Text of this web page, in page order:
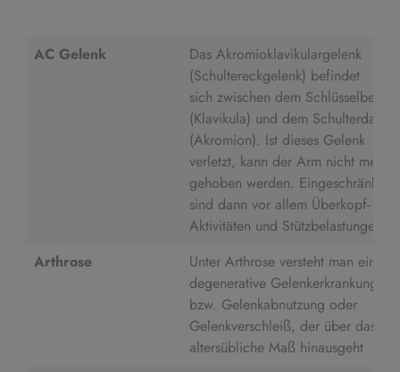
AC Gelenk
Das Akromioklavikulargelenk
(Schultereckgelenk) befindet
sich zwischen dem Schlüsselbein
(Klavikula) und dem Schulterdach
(Akromion). Ist dieses Gelenk
verletzt, kann der Arm nicht mehr
gehoben werden. Eingeschränkt
sind dann vor allem Überkopf-
Aktivitäten und Stützbelastungen.
Arthrose
Unter Arthrose versteht man eine
degenerative Gelenkerkrankung
bzw. Gelenkabnutzung oder
Gelenkverschleiß, der über das
altersübliche Maß hinausgeht